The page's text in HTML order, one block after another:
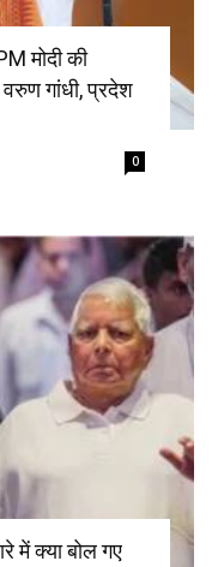
मोदी की
वरुण गांधी, प्रदेश
0
में क्या बोल गए